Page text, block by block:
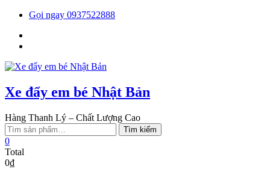
Skip
content
Gọi ngay 0937522888
Xe đẩy em bé Nhật Bản
Hàng Thanh Lý – Chất Lượng Cao
Tìm
kiếm:
Tìm kiếm
0
Total
0₫